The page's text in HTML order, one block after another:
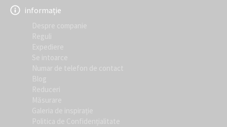
informație
Despre companie
Reguli
Expediere
Se intoarce
Numar de telefon de contact
Blog
Reduceri
Măsurare
Galeria de inspirație
Politica de Confidențialitate